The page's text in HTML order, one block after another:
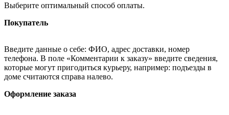
Выберите оптимальный способ оплаты.
Покупатель
Введите данные о себе: ФИО, адрес доставки, номер
телефона. В поле «Комментарии к заказу» введите сведения,
которые могут пригодиться курьеру, например: подъезды в
доме считаются справа налево.
Оформление заказа